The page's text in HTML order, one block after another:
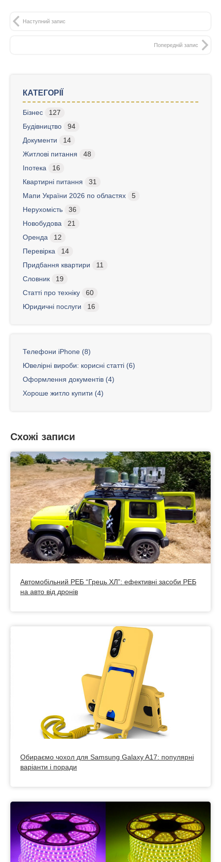
Наступний запис
Попередній запис
КАТЕГОРІЇ
Бізнес
127
Будівництво
94
Документи
14
Житлові питання
48
Іпотека
16
Квартирні питання
31
Мапи України 2026 по областях
5
Нерухомість
36
Новобудова
21
Оренда
12
Перевірка
14
Придбання квартири
11
Словник
19
Статті про техніку
60
Юридичні послуги
16
Телефони iPhone (8)
Ювелірні вироби: корисні статті (6)
Оформлення документів (4)
Хороше житло купити (4)
Схожі записи
Автомобільний РЕБ “Грець ХЛ”: ефективні засоби РЕБ
на авто від дронів
Обираємо чохол для Samsung Galaxy A17: популярні
варіанти і поради